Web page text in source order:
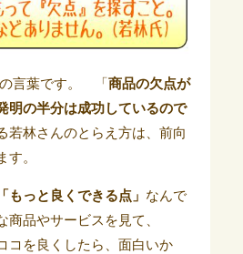
言葉です。 「 商品の欠点が
明の半分は成功しているので
若林さんのとらえ方は、前向
す。
もっと良くできる点」 なんで
品やサービスを見て、
コを良くしたら、面白いか